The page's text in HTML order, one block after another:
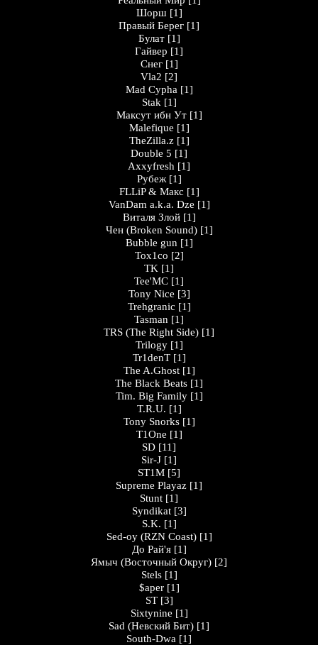
Шорш [1]
Правый Берег [1]
Булат [1]
Гайвер [1]
Снег [1]
Vla2 [2]
Mad Cypha [1]
Stak [1]
Максут ибн Ут [1]
Malefique [1]
TheZilla.z [1]
Double 5 [1]
Axxyfresh [1]
Рубеж [1]
FLLiP & Макс [1]
VanDam a.k.a. Dze [1]
Виталя Злой [1]
Чен (Broken Sound) [1]
Bubble gun [1]
Tox1co [2]
TK [1]
Tee'MC [1]
Tony Nice [3]
Trehgranic [1]
Tasman [1]
TRS (The Right Side) [1]
Trilogy [1]
Tr1denT [1]
The A.Ghost [1]
The Black Beats [1]
Tim. Big Family [1]
T.R.U. [1]
Tony Snorks [1]
T1One [1]
SD [11]
Sir-J [1]
ST1M [5]
Supreme Playaz [1]
Stunt [1]
Syndikat [3]
S.K. [1]
Sed-oy (RZN Coast) [1]
До Рай'я [1]
Ямыч (Восточный Округ) [2]
Stels [1]
$aper [1]
ST [3]
Sixtynine [1]
Sad (Невский Бит) [1]
South-Dwa [1]